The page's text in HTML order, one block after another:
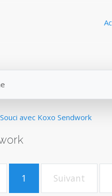
Souci avec Koxo Sendwork
1 Suivant